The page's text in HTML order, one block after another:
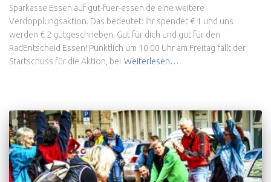
Sparkasse Essen auf gut-fuer-essen.de eine weitere
Verdopplungsaktion. Das bedeutet: Ihr spendet € 1 und uns
werden € 2 gutgeschrieben. Gut für dich und gut für den
RadEntscheid Essen! Pünktlich um 10:00 Uhr am Freitag fällt der
Startschuss für die Aktion, bei Weiterlesen…